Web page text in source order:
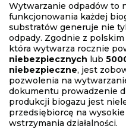
Wytwarzanie odpadów to
funkcjonowania każdej
substratów generuje nie
odpady. Zgodnie z
która wytwarza rocznie
niebezpiecznych lub
niebezpieczne, jest
pozwolenia na
dokumentu prowadzenie
produkcji biogazu jest
przedsiębiorcę na
wstrzymania działalności.